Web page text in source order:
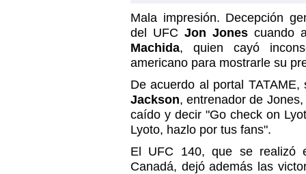
Mala impresión. Decepción
del UFC Jon Jones cuando
Machida, quien cayó
americano para mostrarle su
De acuerdo al portal
Jackson, entrenador de
caído y decir "Go check on
Lyoto, hazlo por tus fans".
El UFC 140, que se realizó
Canadá, dejó además las